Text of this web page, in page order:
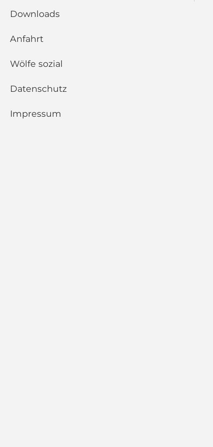
U17 UND U19 DER
EMSDETTENER
erfolgreich mehrere Spieler aus der
Downloads
Anfahrt
Wölfe sozial
Datenschutz
Impressum